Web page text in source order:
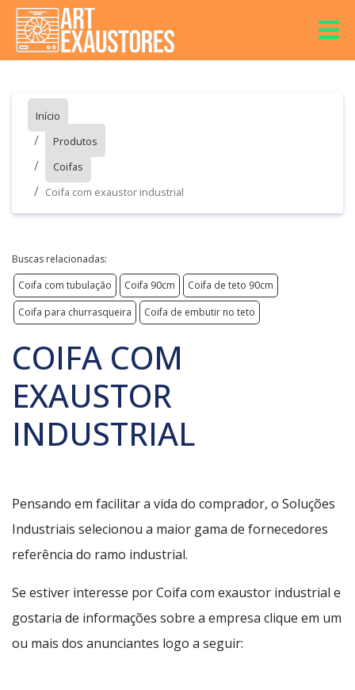
Início
Produtos
Coifas
Coifa com exaustor industrial
Buscas relacionadas:
Coifa com tubulação
Coifa 90cm
Coifa de teto 90cm
Coifa para churrasqueira
Coifa de embutir no teto
COIFA COM
EXAUSTOR
INDUSTRIAL
Pensando em facilitar a vida do comprador, o Soluções
Industriais selecionou a maior gama de fornecedores
referência do ramo industrial.
Se estiver interesse por Coifa com exaustor industrial e
gostaria de informações sobre a empresa clique em um
ou mais dos anunciantes logo a seguir: